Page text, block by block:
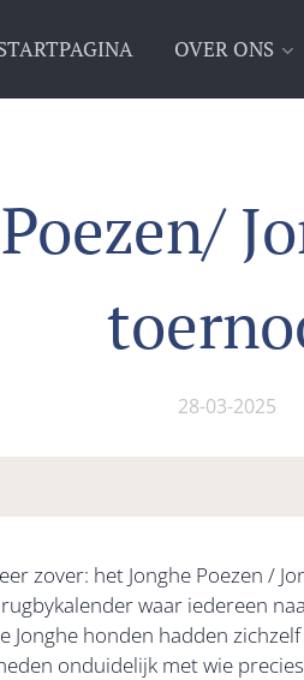
OVER ONS
28-03-2025
zover: het Jonghe Poezen /
waar iedereen
Jonghe honden hadden
onduidelijk met wie